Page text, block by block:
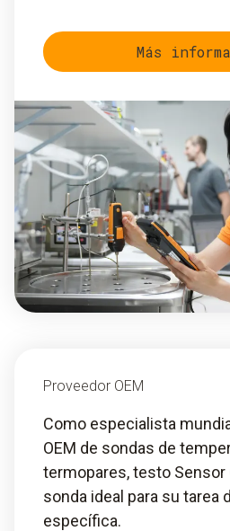
Más
Proveedor OEM
Como especialista
OEM de sondas de
termopares, testo Sensor
sonda ideal para su tarea
específica.